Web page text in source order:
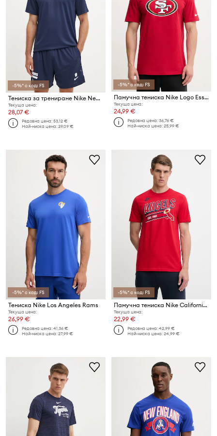
-5%* с код: FS
Тениска за трениране Nike New England Patriots
Текуща цена:
28,07 €
Редовна цена:53,12 €
Най-ниска цена:29,09 €
-5%* с код: FS
Памучна тениска Nike Logo Essential
Текуща цена:
24,99 €
Редовна цена:36,76 €
Най-ниска цена:25,99 €
-5%* с код: FS
Тениска Nike Los Angeles Rams
Текуща цена:
26,99 €
Редовна цена:41,36 €
Най-ниска цена:27,99 €
-5%* с код: FS
Памучна тениска Nike California Angels 1993-96
Текуща цена:
22,99 €
Редовна цена:42,99 €
Най-ниска цена:24,99 €